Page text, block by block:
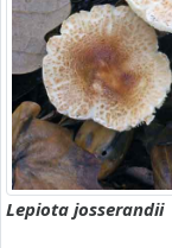
Lepiota josserandii